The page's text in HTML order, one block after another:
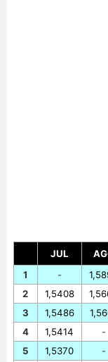
JUL
1
2
3
4
5
-
1,5408
1,5486
1,5414
1,5370
-
-